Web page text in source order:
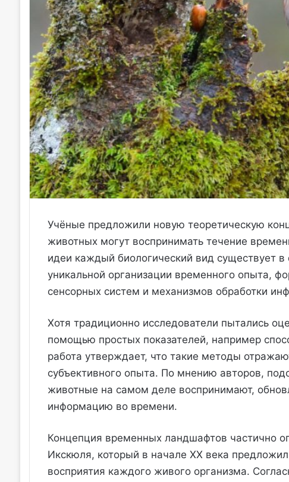
Учёные предложили новую теоретическую
животных могут воспринимать течение
идеи каждый биологический вид существует
уникальной организации временного опыта,
сенсорных систем и механизмов обработки
Хотя традиционно исследователи пытались
помощью простых показателей, например
работа утверждает, что такие методы
субъективного опыта. По мнению авторов,
животные на самом деле воспринимают,
информацию во времени.
Концепция временных ландшафтов частично
Икскюля, который в начале XX века
восприятия каждого живого организма.